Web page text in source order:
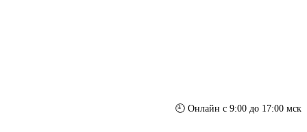
🕘 Онлайн с 9:00 до 17:00 мск